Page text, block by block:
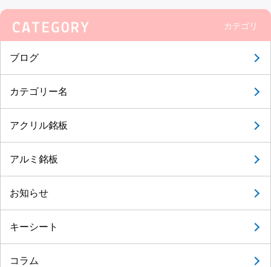
カテゴリ
ブログ
カテゴリー名
アクリル銘板
アルミ銘板
お知らせ
キーシート
コラム